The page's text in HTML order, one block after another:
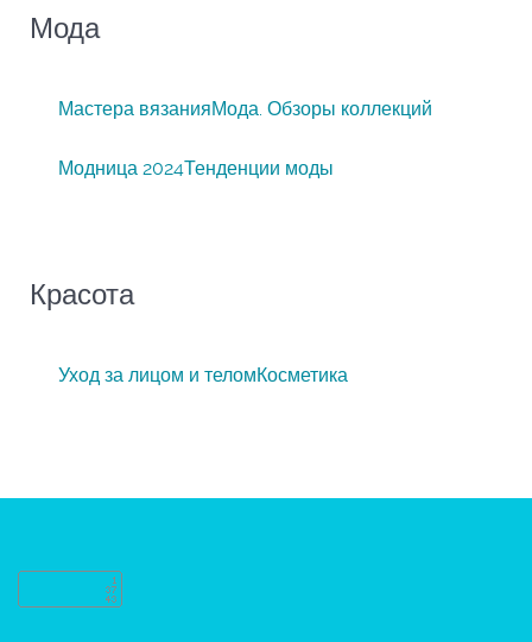
Мода
Мастера вязанияМода. Обзоры коллекций
Модница 2024Тенденции моды
Красота
Уход за лицом и теломКосметика